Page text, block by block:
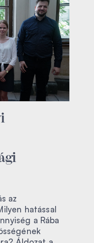
az
hatással
a Rába